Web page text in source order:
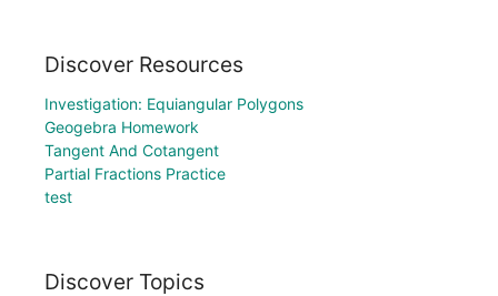
Discover Resources
Investigation: Equiangular Polygons
Geogebra Homework
Tangent And Cotangent
Partial Fractions Practice
test
Discover Topics